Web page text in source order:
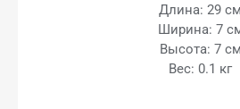
Длина: 29 см
Ширина: 7
Высота: 7 см
Вес: 0.1 кг